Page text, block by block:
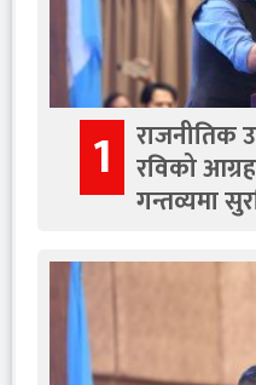
1 राजनीतिक
रविको
गन्तव्यमा